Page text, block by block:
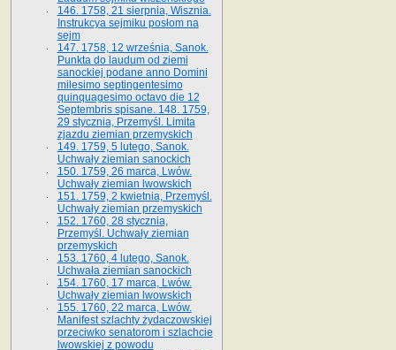
146. 1758, 21 sierpnia, Wisznia.
Instrukcya sejmiku posłom na
sejm
147. 1758, 12 września, Sanok.
Punkta do laudum od ziemi
sanockiej podane anno Domini
milesimo septingentesimo
quinquagesimo octavo die 12
Septembris spisane. 148. 1759,
29 stycznia, Przemyśl. Limita
zjazdu ziemian przemyskich
149. 1759, 5 lutego, Sanok.
Uchwały ziemian sanockich
150. 1759, 26 marca, Lwów.
Uchwały ziemian lwowskich
151. 1759, 2 kwietnia, Przemyśl.
Uchwały ziemian przemyskich
152. 1760, 28 stycznia,
Przemyśl. Uchwały ziemian
przemyskich
153. 1760, 4 lutego, Sanok.
Uchwała ziemian sanockich
154. 1760, 17 marca, Lwów.
Uchwały ziemian lwowskich
155. 1760, 22 marca, Lwów.
Manifest szlachty żydaczowskiej
przeciwko senatorom i szlachcie
lwowskiej z po­wodu